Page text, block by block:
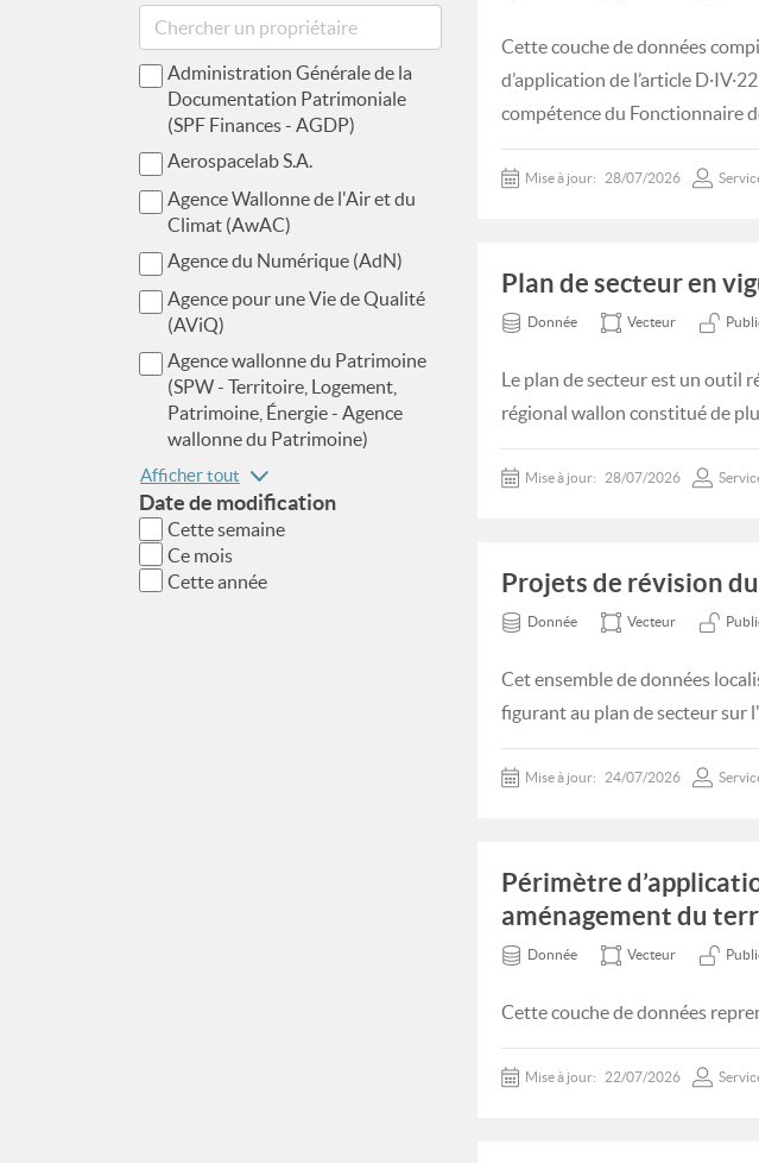
Administration Générale de la
Documentation Patrimoniale
(SPF Finances - AGDP)
Aerospacelab S.A.
Agence Wallonne de l'Air et du
Climat (AwAC)
Agence du Numérique (AdN)
Agence pour une Vie de Qualité
(AViQ)
Agence wallonne du Patrimoine
(SPW - Territoire, Logement,
Patrimoine, Énergie - Agence
wallonne du Patrimoine)
Afficher tout
Date de modification
Cette semaine
Ce mois
Cette année
Cette couche de données
d’application de l’article
compétence du Fonctionnaire
Mise à jour: 28/07/2026
Plan de secteur en
Donnée Vecteur
Le plan de secteur est un outil
régional wallon constitué de
Mise à jour: 28/07/2026
Projets de révision
Donnée Vecteur
Cet ensemble de données
figurant au plan de secteur sur
Mise à jour: 24/07/2026
Périmètre
aménagement du
Donnée Vecteur
Cette couche de données
Mise à jour: 22/07/2026